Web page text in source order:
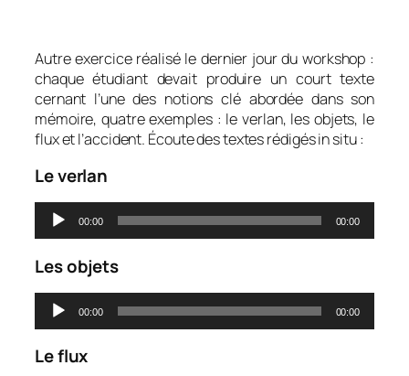
Autre exercice réalisé le dernier jour du workshop :
chaque étudiant devait produire un court texte
cernant l’une des notions clé abordée dans son
mémoire, quatre exemples : le verlan, les objets, le
flux et l’accident. Écoute des textes rédigésin situ:
Le verlan
Lecteur
audio
00:00 00:00
Les objets
Lecteur
audio
00:00 00:00
Le flux